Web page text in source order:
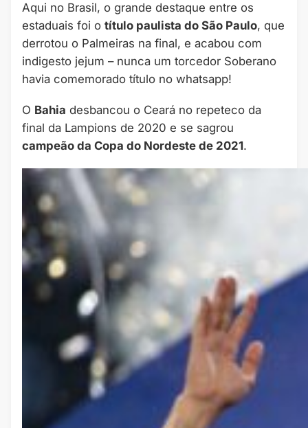
Aqui no Brasil, o grande destaque entre os
estaduais foi o título paulista do São Paulo, que
derrotou o Palmeiras na final, e acabou com
indigesto jejum – nunca um torcedor Soberano
havia comemorado título no whatsapp!
O Bahia desbancou o Ceará no repeteco da
final da Lampions de 2020 e se sagrou
campeão da Copa do Nordeste de 2021.